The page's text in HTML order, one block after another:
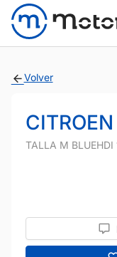
Volver
TALLA M BLUEHDI